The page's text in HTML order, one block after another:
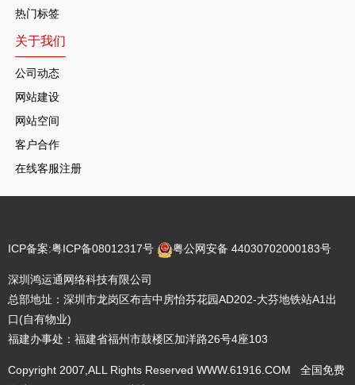
热门标签
关于我们
公司动态
网站建设
网站空间
客户合作
在线客服注册
ICP备案:粤ICP备08012317号 粤公网安备 44030702000183号
深圳鸿运通网络科技有限公司
总部地址：深圳市龙岗区布吉中房怡芬花园AD202-大芬地铁站A1出
口(自有物业)
福建办事处：福建省福州市鼓楼区加洋路26号4座103
Copyright 2007,ALL Rights Reserved WWW.61916.COM 全国免费